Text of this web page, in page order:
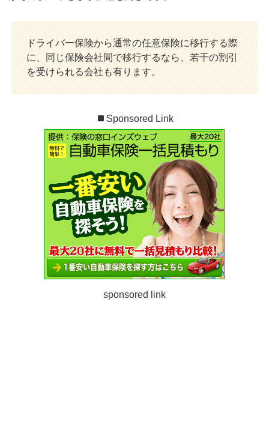
ドライバー保険から通常の任意保険に移行する際
に、同じ保険会社間で移行するなら、若干の割引
を受けられる会社も有ります。
Sponsored Link
sponsored link